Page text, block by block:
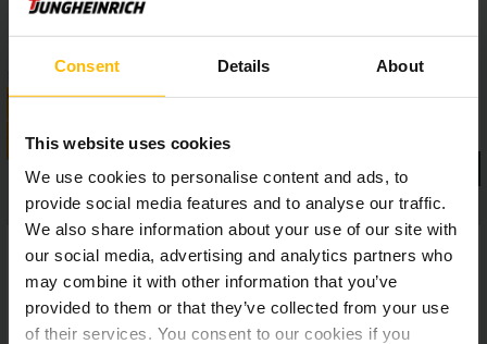
Consent Details About
This website uses cookies
We use cookies to personalise content and ads, to
provide social media features and to analyse our traffic.
We also share information about your use of our site with
our social media, advertising and analytics partners who
may combine it with other information that you’ve
provided to them or that they’ve collected from your use
of their services. You consent to our cookies if you